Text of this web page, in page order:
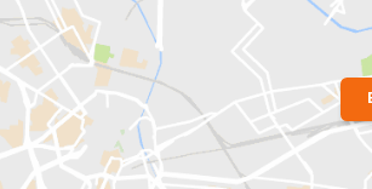
Localização do Imóvel
Bairro: Gávea- Rio de Janeiro, RJ
Endereço: Rua Embaixador Carlos